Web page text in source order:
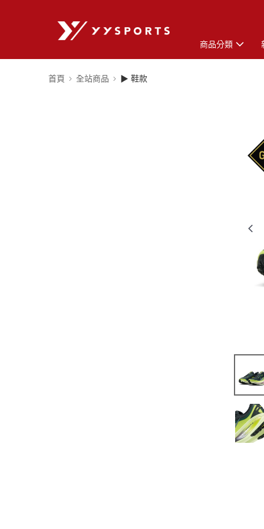
商品分類
首頁 全站商品 ▶ 鞋款